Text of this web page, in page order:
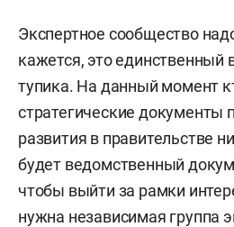
Экспертное сообщество
кажется, это
тупика. На данный момент
стратегические документы
развития в правительстве
будет ведомственный
чтобы выйти за рамки
нужна независимая группа